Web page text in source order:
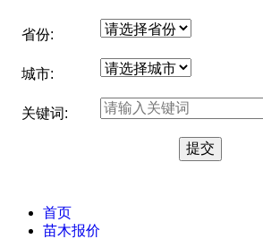
省份:
城市:
关键词:
首页
苗木报价